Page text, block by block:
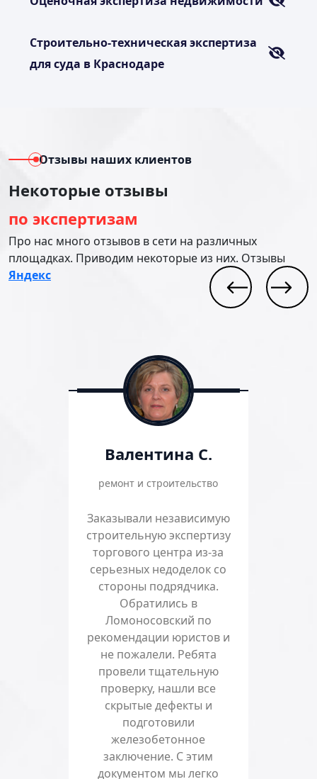
Строительно-техническая экспертиза
для суда в Краснодаре
Отзывы наших клиентов
Некоторые отзывы
по экспертизам
Про нас много отзывов в сети на различных
площадках. Приводим некоторые из них. Отзывы
Яндекс
Валентина С.
ремонт и строительство
Заказывали независимую
строительную экспертизу
торгового центра из-за
серьезных недоделок со
стороны подрядчика.
Обратились в
Ломоносовский по
рекомендации юристов и
не пожалели. Ребята
провели тщательную
проверку, нашли все
скрытые дефекты и
подготовили
железобетонное
заключение. С этим
документом мы легко